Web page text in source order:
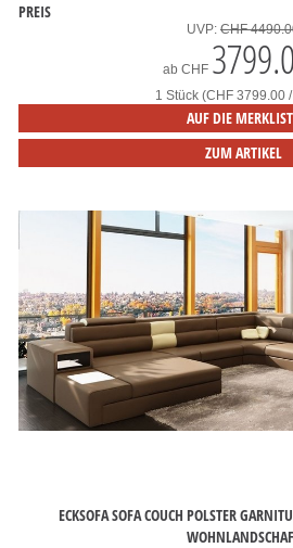
PREIS
UVP: CHF
ab CHF
1 Stück (CHF 3799.00
AUF DIE
ZUM ARTIKEL
ECKSOFA SOFA COUCH POLSTER